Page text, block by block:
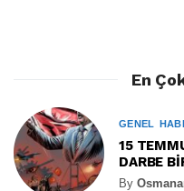
En
GENEL
15
DARBE
By